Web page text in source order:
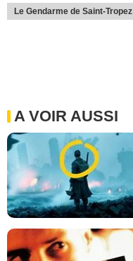
Le Gendarme de Saint-Tropez
A VOIR AUSSI